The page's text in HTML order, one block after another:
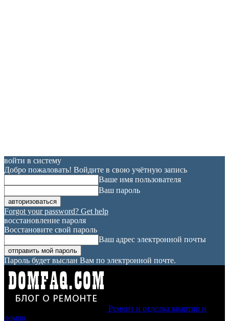
войти в систему
Добро пожаловать! Войдите в свою учётную запись
Ваше имя пользователя
Ваш пароль
Forgot your password? Get help
восстановление пароля
Восстановите свой пароль
Ваш адрес электронной почты
Пароль будет выслан Вам по электронной почте.
Ремонт и отделка квартир и
домов